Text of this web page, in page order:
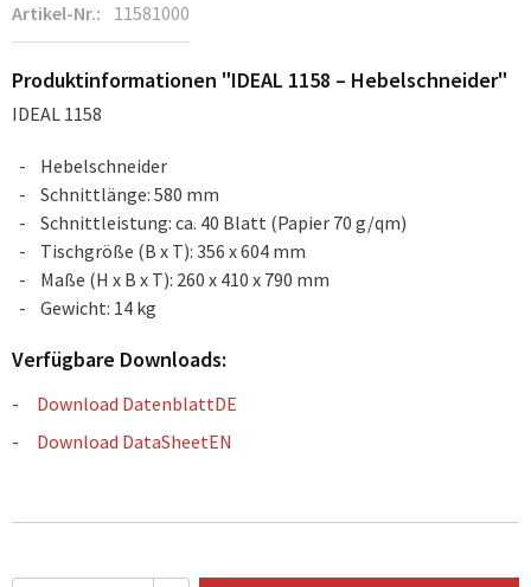
Artikel-Nr.: 11581000
Produktinformationen "IDEAL 1158 – Hebelschneider"
IDEAL 1158
Hebelschneider
Schnittlänge: 580 mm
Schnittleistung: ca. 40 Blatt (Papier 70 g/qm)
Tischgröße (B x T): 356 x 604 mm
Maße (H x B x T): 260 x 410 x 790 mm
Gewicht: 14 kg
Verfügbare Downloads:
Download DatenblattDE
Download DataSheetEN